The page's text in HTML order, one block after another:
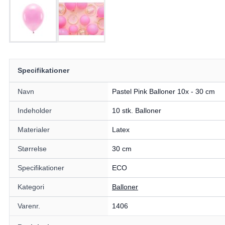
Specifikationer
Navn Pastel Pink Balloner 10x - 30 cm
Indeholder 10 stk. Balloner
Materialer Latex
Størrelse 30 cm
Specifikationer ECO
Kategori Balloner
Varenr. 1406